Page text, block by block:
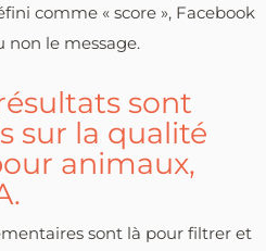
comme « score », Facebook
non le message.
sont
sur la qualité
animaux,
sont là pour filtrer et